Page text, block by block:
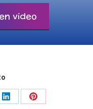
video
Share
Share